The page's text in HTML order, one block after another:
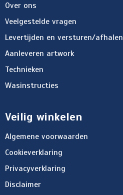
Over ons
Veelgestelde vragen
Levertijden en versturen/afhalen
Aanleveren artwork
Technieken
Wasinstructies
Veilig winkelen
Algemene voorwaarden
Cookieverklaring
Privacyverklaring
Disclaimer